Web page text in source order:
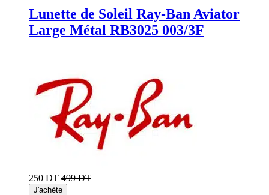
Lunette de Soleil Ray-Ban Aviator
Large Métal RB3025 003/3F
250 DT 499 DT
J'achète